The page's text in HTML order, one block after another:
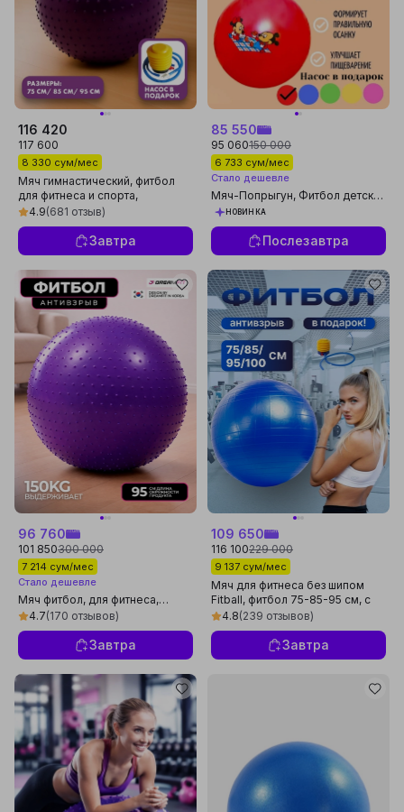
116 420
117 600
8 330 сум/мес
Мяч гимнастический, фитбол
для фитнеса и спорта,
массажный мяч, 75 см, 85 см,
95 см
4.9(681 отзыв)
Завтра
85 550
95 060150 000
6 733 сум/мес
Стало дешевле
Мяч-Попрыгун, Фитбол детский
c ручками, 45см, насос в
комплекте
НОВИНКА
Послезавтра
96 760
101 850300 000
7 214 сум/мес
Стало дешевле
Мяч фитбол, для фитнеса,
массажный, 75, 85, 95 см
4.7(170 отзывов)
Завтра
109 650
116 100229 000
9 137 сум/мес
Мяч для фитнеса без шипом
Fitball, фитбол 75-85-95 см, с
насосом
4.8(239 отзывов)
Завтра